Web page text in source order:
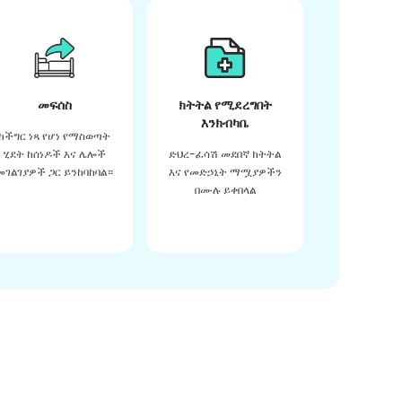
መፍሰስ
ነጻ የሆነ የማስወጣት
ሂደት ከሰነዶች እና ሌሎች
ጋር ይንከባከባል።
ክትትል የሚደረግበት
እንክብካቤ
ድህረ-ፈሳሽ መደበኛ ክትትል
እና የመድኃኒት ማሟያዎችን
በሙሉ ይቀበላል